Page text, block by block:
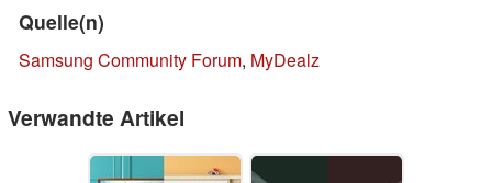
Quelle(n)
Samsung Community Forum, MyDealz
Verwandte Artikel